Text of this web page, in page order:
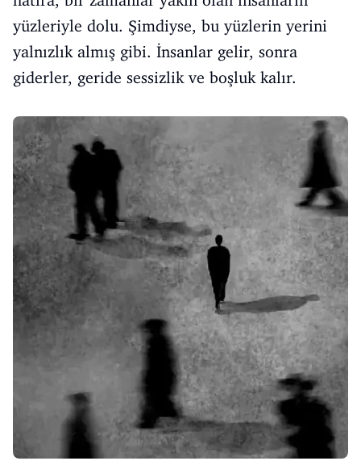
yüzleriyle dolu. Şimdiyse, bu yüzlerin yerini
yalnızlık almış gibi. İnsanlar gelir, sonra
giderler, geride sessizlik ve boşluk kalır.